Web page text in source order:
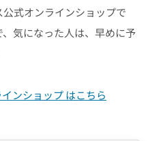
式オンラインショップで
気になった人は、早めに予
ンショップ はこちら